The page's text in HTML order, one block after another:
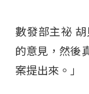
數發部主祕
的意見，然後
案提出來。」